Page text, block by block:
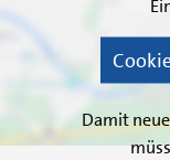
Damit